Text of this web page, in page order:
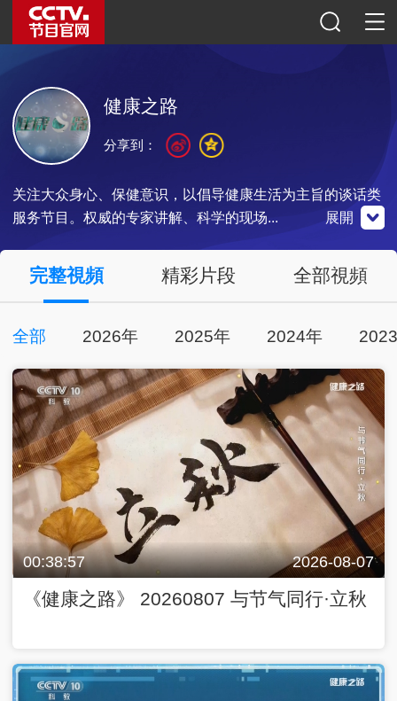
健康之路
关注大众身心、保健意识，以倡导健康生活为主旨的谈话类
服务节目。权威的专家讲解、科学的现场...
央視影音
點擊下載
展開
分享到：
完整視頻 精彩片段 全部視頻
全部 2026年 2025年 2024年
00:38:57 2026-08-07
《健康之路》 20260807 与节气同行·立秋